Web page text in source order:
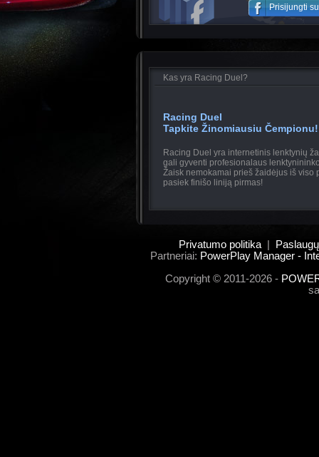
Prisijungti
Kas yra Racing Duel?
Racing Duel
Tapkite Žinomiausiu Čempionu!
Racing Duel yra internetinis lenktynių
gali gyventi profesionalaus
Žaisk nemokamai prieš žaidėjus iš viso
pasiek finišo liniją pirmas!
Privatumo politika
Partneriai: PowerPlay Manager -
Copyright © 2011-2026 -